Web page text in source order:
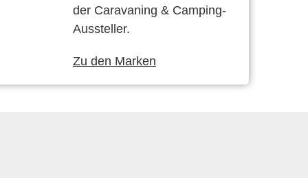
der Caravaning & Camping-
Aussteller.
Zu den Marken